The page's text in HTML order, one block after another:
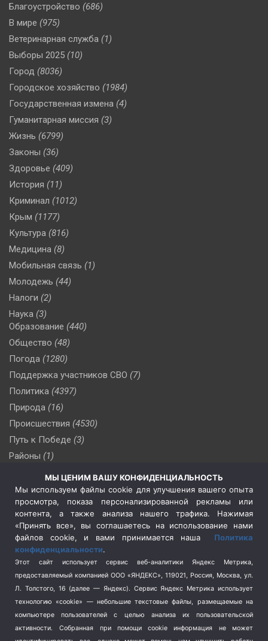
Благоустройство (686)
В мире (975)
Ветеринарная служба (1)
Выборы 2025 (10)
Город (8036)
Городское хозяйство (1984)
Государственная измена (4)
Гуманитарная миссия (3)
Жизнь (6799)
Законы (36)
Здоровье (409)
История (11)
Криминал (1012)
Крым (1177)
Культура (816)
Медицина (8)
Мобильная связь (1)
Молодежь (44)
Налоги (2)
Наука (3)
Образование (440)
Общество (48)
Погода (1280)
Поддержка участников СВО (7)
Политика (4397)
Природа (16)
Происшествия (4530)
Путь к Победе (3)
Районы (1)
Сельское хозяйство (3)
Социальная политика
(3)
Спецоперация в Украине
Спецоперация на Украине
(404)
Спорт (740)
Терроризм (1)
Транспорт (262)
Туризм (178)
Флот (76)
МЫ ЦЕНИМ ВАШУ КОНФИДЕНЦИАЛЬНОСТЬ
Мы используем файлы cookie для улучшения вашего опыта
просмотра, показа персонализированной рекламы или
контента, а также анализа нашего трафика. Нажимая
«Принять все», вы соглашаетесь на использование нами
файлов cookie, и вами принимается наша Политика
конфиденциальности.
Этот сайт использует сервис веб-аналитики Яндекс Метрика,
предоставляемый компанией ООО «ЯНДЕКС», 119021, Россия, Москва, ул.
Л. Толстого, 16 (далее — Яндекс). Сервис Яндекс Метрика использует
технологию «cookie» — небольшие текстовые файлы, размещаемые на
компьютере пользователей с целью анализа их пользовательской
активности.
Собранная при помощи cookie информация не может